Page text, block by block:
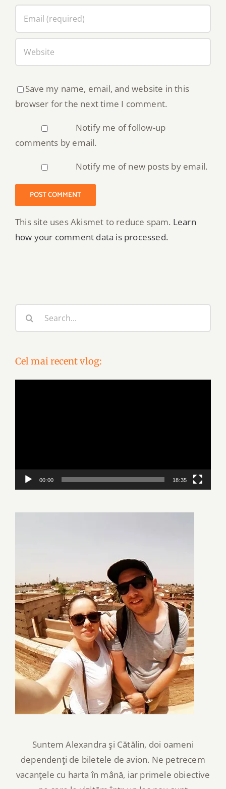
Save my name, email, and website in this
browser for the next time I comment.
Notify me of follow-up
comments by email.
Notify me of new posts by email.
This site uses Akismet to reduce spam. Learn
how your comment data is processed.
Cel mai recent vlog:
00:00 18:35
Suntem Alexandra şi Cătălin, doi oameni
dependenţi de biletele de avion. Ne petrecem
vacanţele cu harta în mână, iar primele obiective